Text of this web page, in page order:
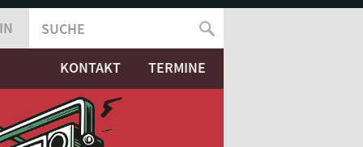
SUCHFORMULAR
SUCHE
KONTAKT TERMINE